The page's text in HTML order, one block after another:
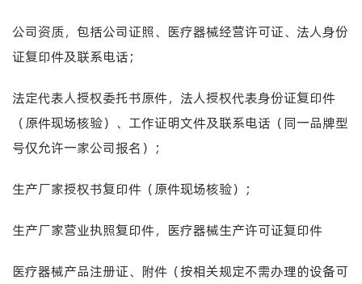
公司资质，包括公司证照、医疗器械经营许可证、法人身份
证复印件及联系电话；
法定代表人授权委托书原件，法人授权代表身份证复印件
（原件现场核验）、工作证明文件及联系电话（同一品牌型
号仅允许一家公司报名）；
生产厂家授权书复印件（原件现场核验）；
生产厂家营业执照复印件，医疗器械生产许可证复印件
医疗器械产品注册证、附件（按相关规定不需办理的设备可